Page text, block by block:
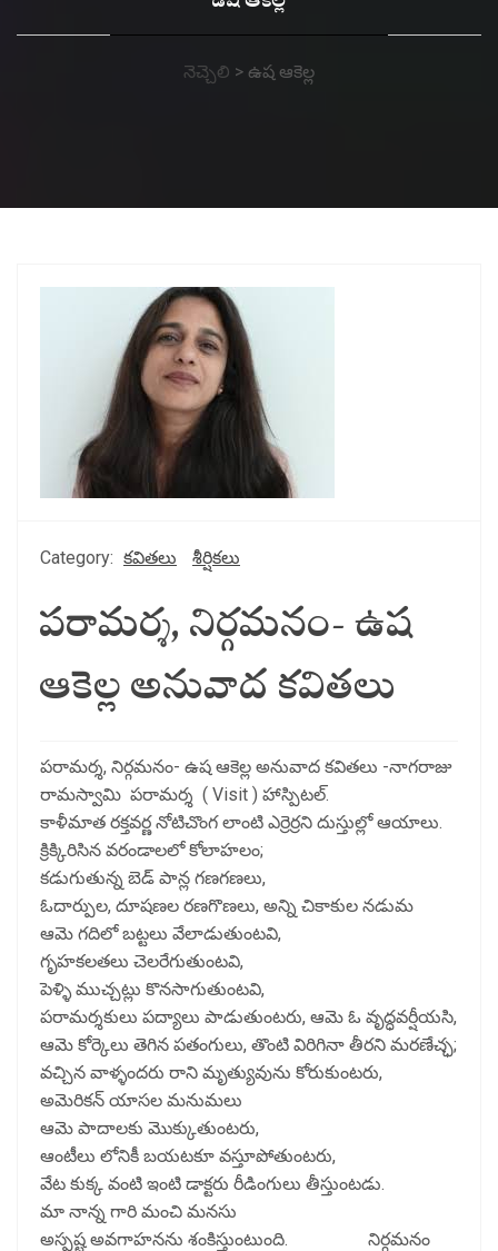
నెచ్చెలి > ఉష ఆకెల్ల
Category: కవితలు శీర్షికలు
పరామర్శ, నిర్గమనం- ఉష
ఆకెల్ల అనువాద కవితలు
పరామర్శ, నిర్గమనం- ఉష ఆకెల్ల అనువాద కవితలు -నాగరాజు
రామస్వామి పరామర్శ ( Visit ) హాస్పిటల్.
కాళీమాత రక్తవర్ణ నోటిచొంగ లాంటి ఎర్రెర్రని దుస్తుల్లో ఆయాలు.
క్రిక్కిరిసిన వరండాలలో కోలాహలం;
కడుగుతున్న బెడ్ పాన్ల గణగణలు,
ఓదార్పుల, దూషణల రణగొణలు, అన్ని చికాకుల నడుమ
ఆమె గదిలో బట్టలు వేలాడుతుంటవి,
గృహకలతలు చెలరేగుతుంటవి,
పెళ్ళి ముచ్చట్లు కొనసాగుతుంటవి,
పరామర్శకులు పద్యాలు పాడుతుంటరు, ఆమె ఓ వృద్ధవర్షీయసి,
ఆమె కోర్కెలు తెగిన పతంగులు, తొంటి విరిగినా తీరని మరణేచ్ఛ;
వచ్చిన వాళ్ళందరు రాని మృత్యువును కోరుకుంటరు,
అమెరికన్ యాసల మనుమలు
ఆమె పాదాలకు మొక్కుతుంటరు,
ఆంటీలు లోనికీ బయటకూ వస్తూపోతుంటరు,
వేట కుక్క వంటి ఇంటి డాక్టరు రీడింగులు తీస్తుంటడు.
మా నాన్న గారి మంచి మనసు
అస్పష్ట అవగాహనను శంకిస్తుంటుంది. నిర్గమనం